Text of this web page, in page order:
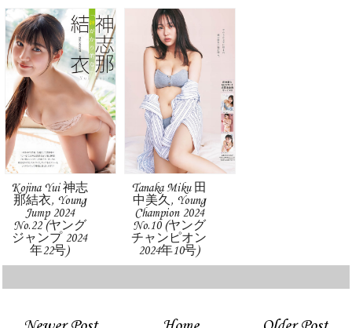
Kojina Yui 神志
那結衣, Young
Jump 2024
No.22 (ヤング
ジャンプ 2024
年22号)
Tanaka Miku 田
中美久, Young
Champion 2024
No.10 (ヤング
チャンピオン
2024年10号)